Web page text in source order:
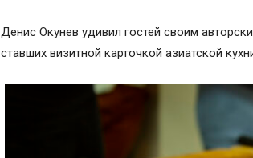
Денис Окунев удивил гостей своим
ставших визитной карточкой азиатской